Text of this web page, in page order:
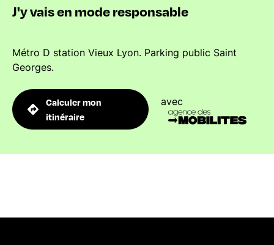
J'y vais en mode responsable
Métro D station Vieux Lyon. Parking public Saint
Georges.
Calculer mon
itinéraire
avec